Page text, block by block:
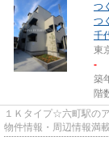
つ
つ
千
東
-
築
階
１Ｋタイプ☆六町駅の
物件情報・周辺情報満